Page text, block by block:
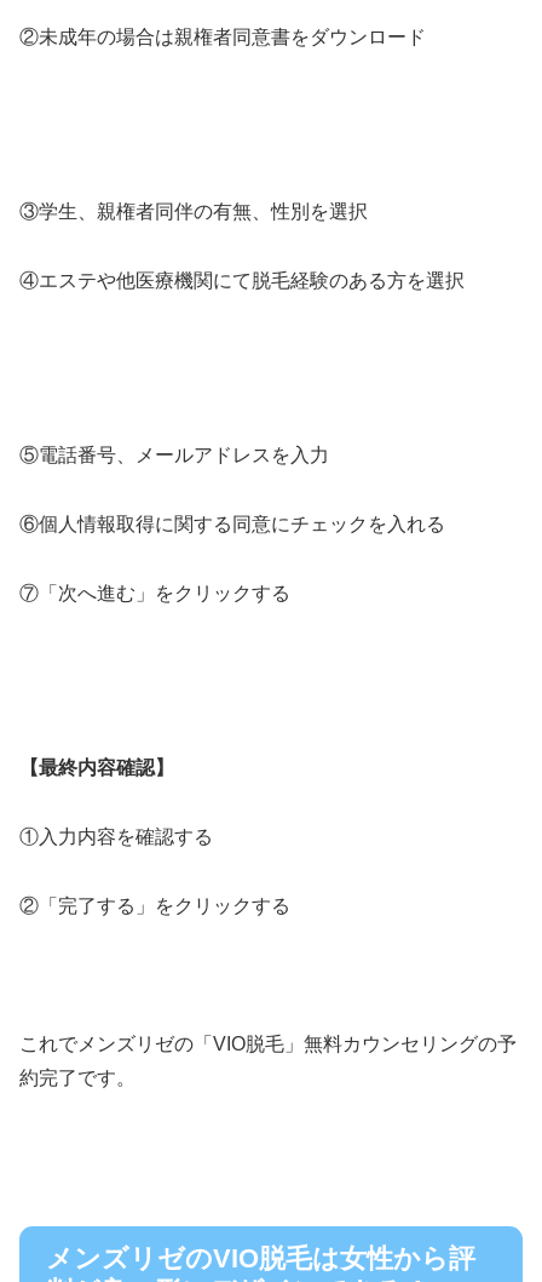
②未成年の場合は親権者同意書をダウンロード
③学生、親権者同伴の有無、性別を選択
④エステや他医療機関にて脱毛経験のある方を選択
⑤電話番号、メールアドレスを入力
⑥個人情報取得に関する同意にチェックを入れる
⑦「次へ進む」をクリックする
【最終内容確認】
①入力内容を確認する
②「完了する」をクリックする
これでメンズリゼの「VIO脱毛」無料カウンセリングの予
約完了です。
メンズリゼのVIO脱毛は女性から評